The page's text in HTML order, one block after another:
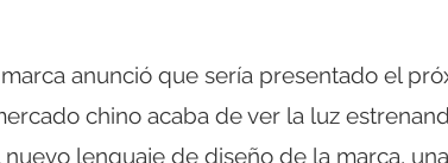
anunció que sería presentado el
chino acaba de ver la luz
lenguaje de diseño de la marca,